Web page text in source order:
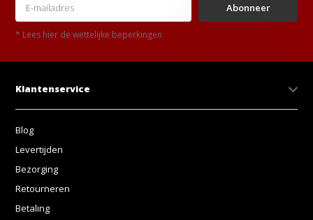
Abonneer
* Lees hier de wettelijke beperkingen
Klantenservice
Blog
Levertijden
Bezorging
Retourneren
Betaling